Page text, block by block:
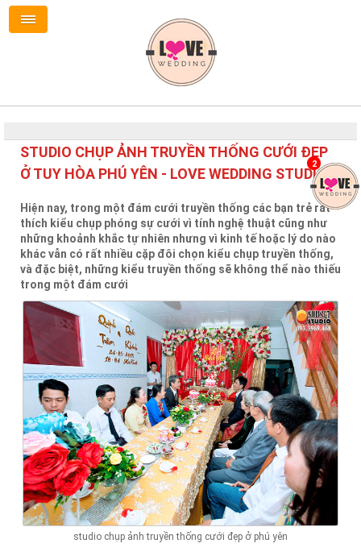
STUDIO CHỤP ẢNH TRUYỀN THỐNG CƯỚI ĐẸP
Ở TUY HÒA PHÚ YÊN - LOVE WEDDING STUDIO
Hiện nay, trong một đám cưới truyền thống các bạn trẻ rất
thích kiểu chụp phóng sự cưới vì tính nghệ thuật cũng như
những khoảnh khắc tự nhiên nhưng vì kinh tế hoặc lý do nào
khác vẫn có rất nhiều cặp đôi chọn kiểu chụp truyền thống,
và đặc biệt, những kiểu truyền thống sẽ không thể nào thiếu
trong một đám cưới
studio chụp ảnh truyền thống cưới đẹp ở phú yên
2